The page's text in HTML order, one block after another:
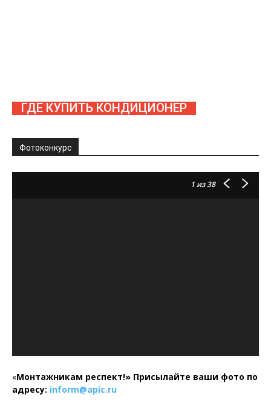
ГДЕ КУПИТЬ КОНДИЦИОНЕР
Фотоконкурс
1 из 38
«Монтажникам респект!» Присылайте ваши фото по
адресу: inform@apic.ru